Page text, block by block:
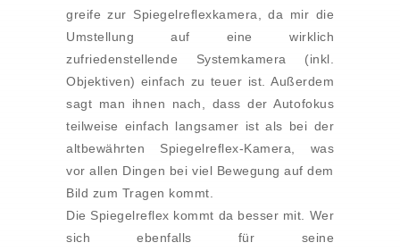
greife zur Spiegelreflexkamera, da mir die
Umstellung auf eine wirklich
zufriedenstellende Systemkamera (inkl.
Objektiven) einfach zu teuer ist. Außerdem
sagt man ihnen nach, dass der Autofokus
teilweise einfach langsamer ist als bei der
altbewährten Spiegelreflex-Kamera, was
vor allen Dingen bei viel Bewegung auf dem
Bild zum Tragen kommt.
Die Spiegelreflex kommt da besser mit. Wer
sich ebenfalls für seine